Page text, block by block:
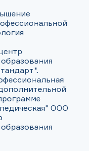
ООО